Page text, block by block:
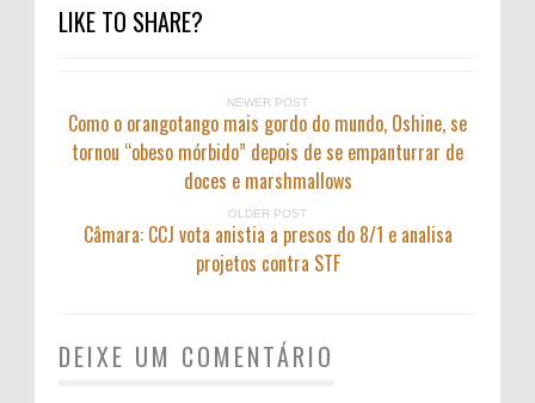
LIKE TO SHARE?
NEWER POST
Como o orangotango mais gordo do mundo, Oshine, se
tornou “obeso mórbido” depois de se empanturrar de
doces e marshmallows
OLDER POST
Câmara: CCJ vota anistia a presos do 8/1 e analisa
projetos contra STF
DEIXE UM COMENTÁRIO